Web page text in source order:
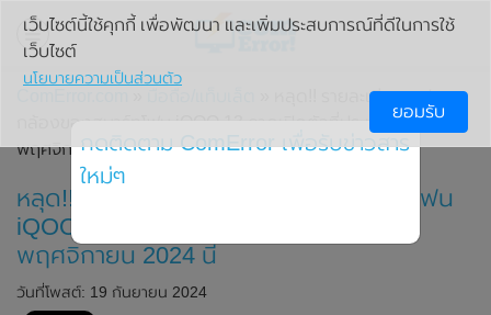
» หลุด!! รายละเอียดสเปก
กล้องของสมาร์ทโฟน iQOO 13 คาดเปิดตัวที่ประเทศจีนในเดือน
พฤศจิกายน 2024 นี้
หลุด!! รายละเอียดสเปกกล้องของสมาร์ทโฟน
iQOO 13 คาดเปิดตัวที่ประเทศจีนในเดือน
พฤศจิกายน 2024 นี้
วันที่โพสต์: 19 กันยายน 2024
เว็บไซต์นี้ใช้คุกกี้ เพื่อพัฒนา และเพิ่มประสบการณ์ที่ดีในการใช้
เว็บไซต์
นโยบายความเป็นส่วนตัว
ยอมรับ
กดติดตาม ComError เพื่อรับข่าวสาร
ใหม่ๆ